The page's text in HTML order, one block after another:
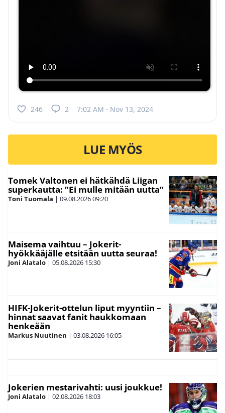
246 2 7:02 AM · Nov 13, 2024
LUE MYÖS
Tomek Valtonen ei hätkähdä Liigan
superkautta: ”Ei mulle mitään uutta”
Toni Tuomala | 09.08.202609:20
Maisema vaihtuu – Jokerit-
hyökkääjälle etsitään uutta seuraa!
Joni Alatalo | 05.08.2026 15:30
HIFK-Jokerit-ottelun liput myyntiin –
hinnat saavat fanit haukkomaan
henkeään
Markus Nuutinen | 03.08.2026 16:05
Jokerien mestarivahti: uusi joukkue!
Joni Alatalo | 02.08.2026 18:03